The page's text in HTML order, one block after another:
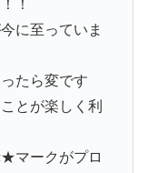
！
に至っていま
たら変です
とが楽しく利
マークがプロ